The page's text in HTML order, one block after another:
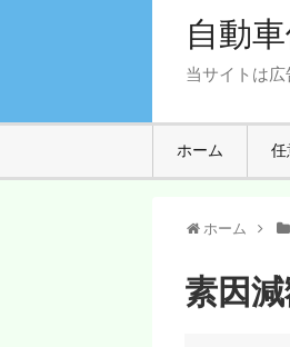
自動
当サイトは
ホーム 任
ホーム
素因